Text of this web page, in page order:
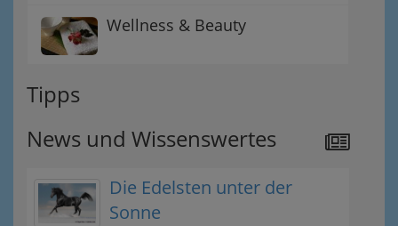
Wellness & Beauty
Tipps
News und Wissenswertes
Die Edelsten unter der
Sonne